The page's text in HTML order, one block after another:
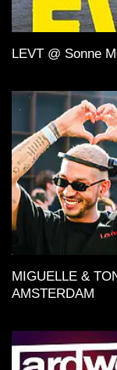
LEVT @ Sonne
MIGUELLE &
AMSTERDAM